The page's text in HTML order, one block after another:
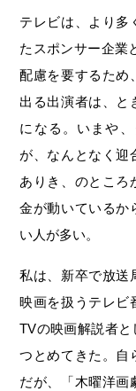
テレビは、より多
たスポンサー企業
配慮を要するため
出る出演者は、と
になる。いまや
が、なんとなく迎
ありき、のところ
金が動いているか
い人が多い。
私は、新卒で放送
映画を扱うテレビ
TVの映画解説者
つとめてきた。自
だが、「木曜洋画